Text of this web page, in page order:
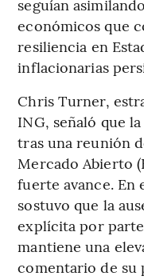
seguían
económicos que
resiliencia en
inflacionarias
Chris Turner,
ING, señaló que
tras una reunión
Mercado Abierto
fuerte avance. En
sostuvo que la
explícita por parte
mantiene una
comentario de su